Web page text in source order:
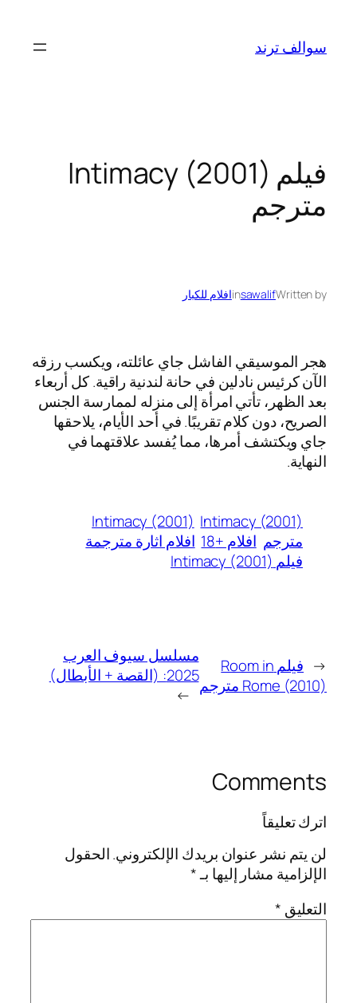
المحتوى
سوالف ترند
فيلم Intimacy (2001)
مترجم
Written by
sawalif
inافلام للكبار
هجر الموسيقي الفاشل جاي عائلته، ويكسب رزقه
الآن كرئيس نادلين في حانة لندنية راقية. كل أربعاء
بعد الظهر، تأتي امرأة إلى منزله لممارسة الجنس
الصريح، دون كلام تقريبًا. في أحد الأيام، يلاحقها
جاي ويكتشف أمرها، مما يُفسد علاقتهما في
النهاية.
Intimacy (2001) Intimacy (2001)
مترجم افلام +18
افلام اثارة مترجمة
فيلم Intimacy (2001)
←
فيلم Room in
Rome (2010) مترجم
مسلسل سيوف العرب
2025: (القصة + الأبطال)
→
Comments
اترك تعليقاً
لن يتم نشر عنوان بريدك الإلكتروني.الحقول
الإلزامية مشار إليها بـ*
التعليق *